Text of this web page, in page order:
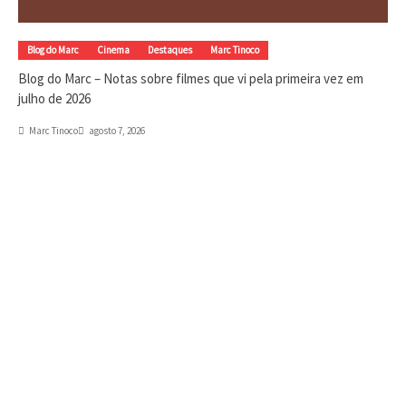
Blog do Marc Cinema Destaques Marc Tinoco
Blog do Marc – Notas sobre filmes que vi pela primeira vez em
julho de 2026
Marc Tinoco agosto 7, 2026